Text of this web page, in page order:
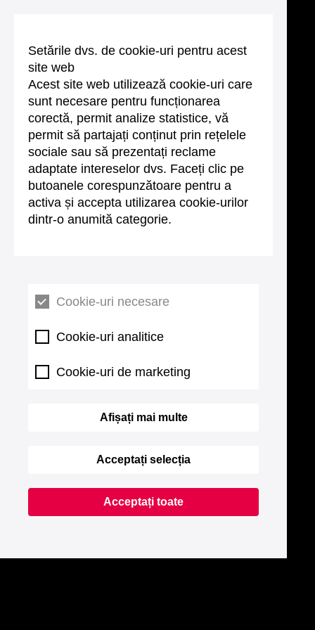
Setările dvs. de cookie-uri pentru acest
site web
Acest site web utilizează cookie-uri care
sunt necesare pentru funcționarea
corectă, permit analize statistice, vă
permit să partajați conținut prin rețelele
sociale sau să prezentați reclame
adaptate intereselor dvs. Faceți clic pe
butoanele corespunzătoare pentru a
activa și accepta utilizarea cookie-urilor
dintr-o anumită categorie.
Cookie-uri necesare
Cookie-uri analitice
Cookie-uri de marketing
Afișați mai multe
Acceptați selecția
Acceptați toate